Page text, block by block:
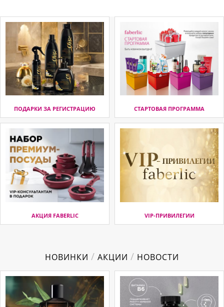
ПОДАРКИ ЗА РЕГИСТРАЦИЮ СТАРТОВАЯ ПРОГРАММА
АКЦИЯ FABERLIC VIP-ПРИВИЛЕГИИ
НОВИНКИ / АКЦИИ / НОВОСТИ